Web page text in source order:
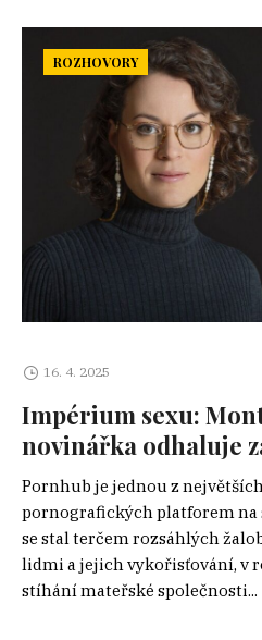
ROZHOVORY
16. 4. 2025
Impérium sexu:
novinářka odhaluje
Pornhub je jednou z
pornografických platforem na
se stal terčem rozsáhlých
lidmi a jejich vykořisťování, v
stíhání mateřské společnosti...